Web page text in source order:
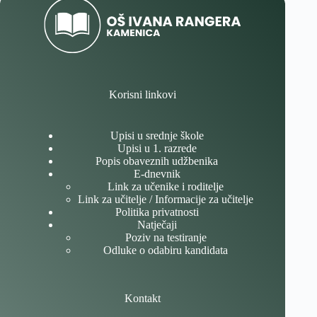
Korisni linkovi
Upisi u srednje škole
Upisi u 1. razrede
Popis obaveznih udžbenika
E-dnevnik
Link za učenike i roditelje
Link za učitelje / Informacije za učitelje
Politika privatnosti
Natječaji
Poziv na testiranje
Odluke o odabiru kandidata
Kontakt